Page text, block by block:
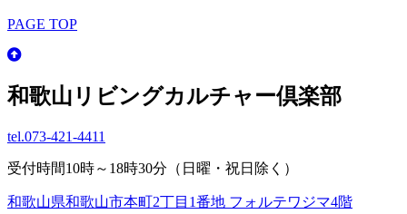
PAGE TOP
和歌山リビングカルチャー倶楽部
tel.073-421-4411
受付時間10時～18時30分（日曜・祝日除く）
和歌山県和歌山市本町2丁目1番地 フォルテワジマ4階